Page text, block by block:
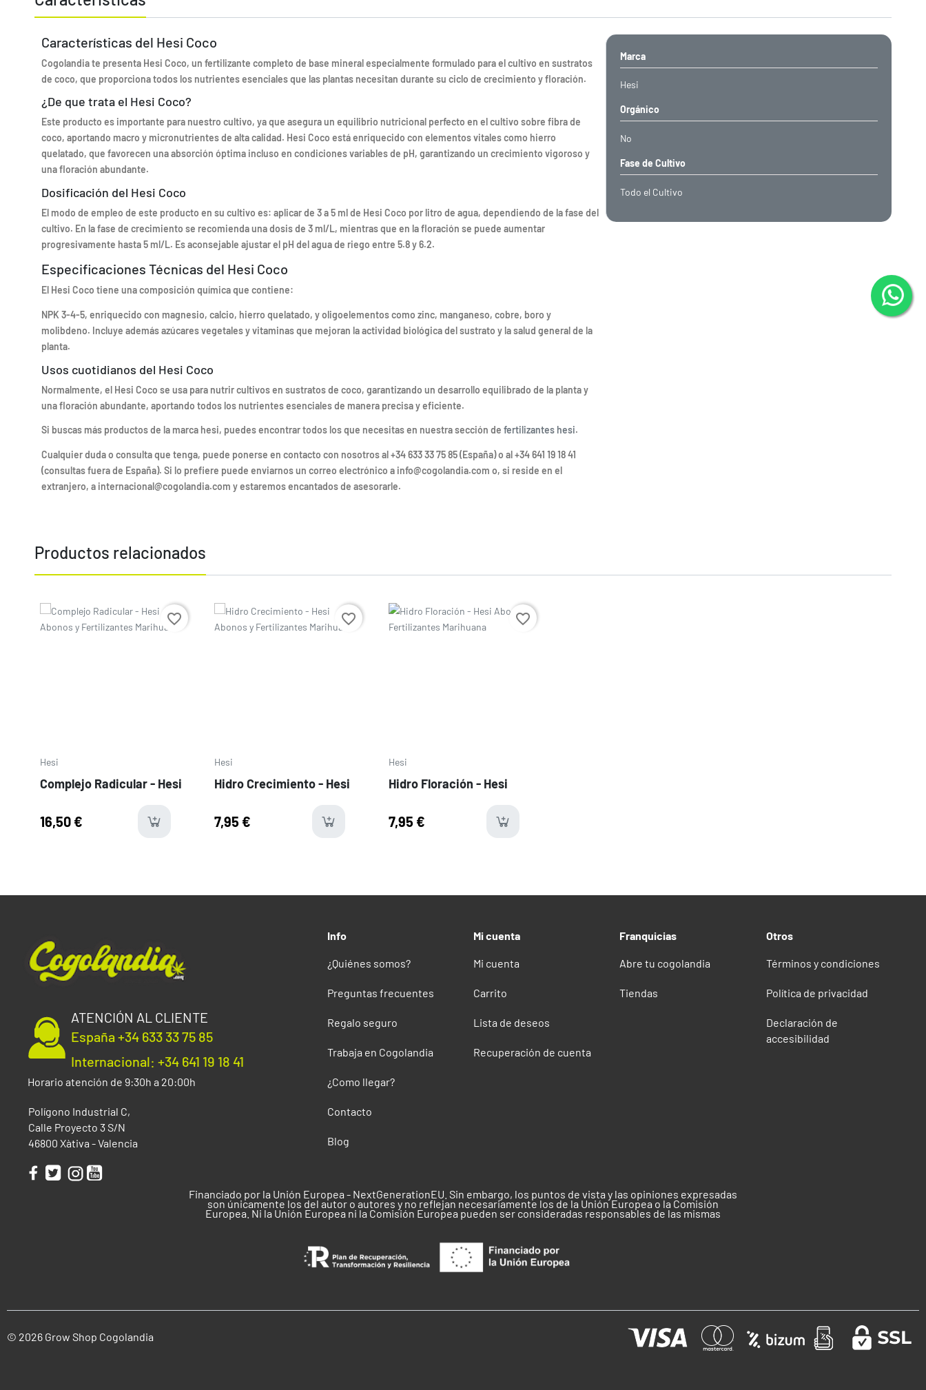
Características del Hesi Coco
Cogolandia te presenta Hesi Coco, un fertilizante completo de base mineral especialmente formulado para el cultivo en sustratos
de coco, que proporciona todos los nutrientes esenciales que las plantas necesitan durante su ciclo de crecimiento y floración.
¿De que trata el Hesi Coco?
Este producto es importante para nuestro cultivo, ya que asegura un equilibrio nutricional perfecto en el cultivo sobre fibra de
coco, aportando macro y micronutrientes de alta calidad. Hesi Coco está enriquecido con elementos vitales como hierro
quelatado, que favorecen una absorción óptima incluso en condiciones variables de pH, garantizando un crecimiento vigoroso y
una floración abundante.
Dosificación del Hesi Coco
El modo de empleo de este producto en su cultivo es: aplicar de 3 a 5 ml de Hesi Coco por litro de agua, dependiendo de la fase del
cultivo. En la fase de crecimiento se recomienda una dosis de 3 ml/L, mientras que en la floración se puede aumentar
progresivamente hasta 5 ml/L. Es aconsejable ajustar el pH del agua de riego entre 5.8 y 6.2.
Especificaciones Técnicas del Hesi Coco
El Hesi Coco tiene una composición química que contiene:
NPK 3-4-5, enriquecido con magnesio, calcio, hierro quelatado, y oligoelementos como zinc, manganeso, cobre, boro y
molibdeno. Incluye además azúcares vegetales y vitaminas que mejoran la actividad biológica del sustrato y la salud general de la
planta.
Usos cuotidianos del Hesi Coco
Normalmente, el Hesi Coco se usa para nutrir cultivos en sustratos de coco, garantizando un desarrollo equilibrado de la planta y
una floración abundante, aportando todos los nutrientes esenciales de manera precisa y eficiente.
Si buscas más productos de la marca hesi, puedes encontrar todos los que necesitas en nuestra sección de fertilizantes hesi.
Cualquier duda o consulta que tenga, puede ponerse en contacto con nosotros al +34 633 33 75 85 (España) o al +34 641 19 18 41
(consultas fuera de España). Si lo prefiere puede enviarnos un correo electrónico a info@cogolandia.com o, si reside en el
extranjero, a internacional@cogolandia.com y estaremos encantados de asesorarle.
Marca
Hesi
Orgánico
No
Fase de Cultivo
Todo el Cultivo
Productos relacionados
Precio
Hesi
Complejo Radicular - Hesi
16,50 € last-items
favorite_border Precio
Hesi
Hidro Crecimiento - Hesi
7,95 € available
favorite_border Precio
Hesi
Hidro Floración - Hesi
7,95 €
favorite_border
ATENCIÓN AL CLIENTE
España +34 633 33 75 85
Internacional: +34 641 19 18 41
Horario atención de 9:30h a 20:00h
Polígono Industrial C,
Calle Proyecto 3 S/N
46800 Xàtiva - Valencia
Info
¿Quiénes somos?
Preguntas frecuentes
Regalo seguro
Trabaja en Cogolandia
¿Como llegar?
Contacto
Blog
Mi cuenta
Mi cuenta
Carrito
Lista de deseos
Recuperación de cuenta
Franquicias
Abre tu cogolandia
Tiendas
Otros
Términos y condiciones
Política de privacidad
Declaración de
accesibilidad
Financiado por la Unión Europea - NextGenerationEU. Sin embargo, los puntos de vista y las opiniones expresadas
son únicamente los del autor o autores y no reflejan necesariamente los de la Unión Europea o la Comisión
Europea. Ni la Unión Europea ni la Comisión Europea pueden ser consideradas responsables de las mismas
© 2026 Grow Shop Cogolandia